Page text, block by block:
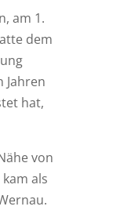
am 1.
dem
Jahren
hat,
von
als